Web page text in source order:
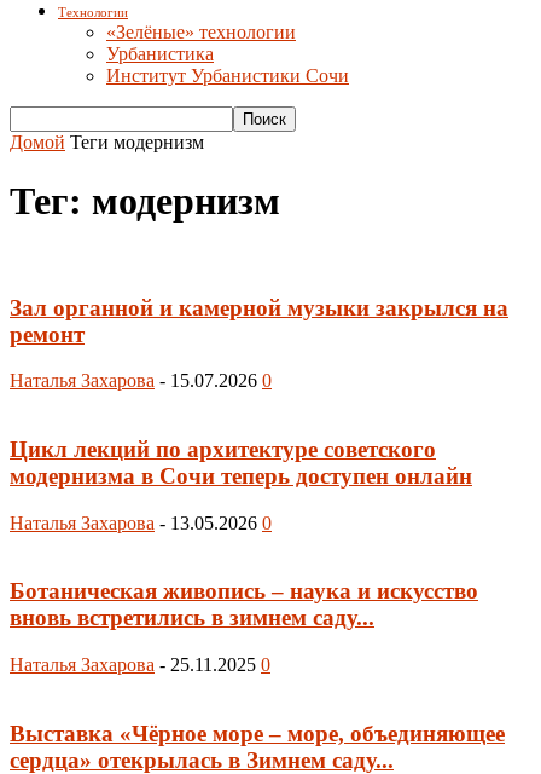
Технологии
«Зелёные» технологии
Урбанистика
Институт Урбанистики Сочи
Домой Теги модернизм
Тег: модернизм
Зал органной и камерной музыки закрылся на
ремонт
Наталья Захарова - 15.07.2026 0
Цикл лекций по архитектуре советского
модернизма в Сочи теперь доступен онлайн
Наталья Захарова - 13.05.2026 0
Ботаническая живопись – наука и искусство
вновь встретились в зимнем саду...
Наталья Захарова - 25.11.2025 0
Выставка «Чёрное море – море, объединяющее
сердца» отекрылась в Зимнем саду...